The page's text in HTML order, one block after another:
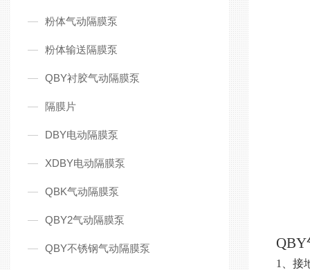
粉体气动隔膜泵
粉体输送隔膜泵
QBY衬胶气动隔膜泵
隔膜片
DBY电动隔膜泵
XDBY电动隔膜泵
QBK气动隔膜泵
QBY2气动隔膜泵
QBY不锈钢气动隔膜泵
1、接